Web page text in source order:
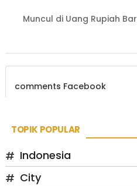
Muncul di Uang Rupiah
comments Facebook
TOPIK POPULAR
Indonesia
City